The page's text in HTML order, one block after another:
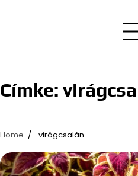
Címke:
Home virágcsalán